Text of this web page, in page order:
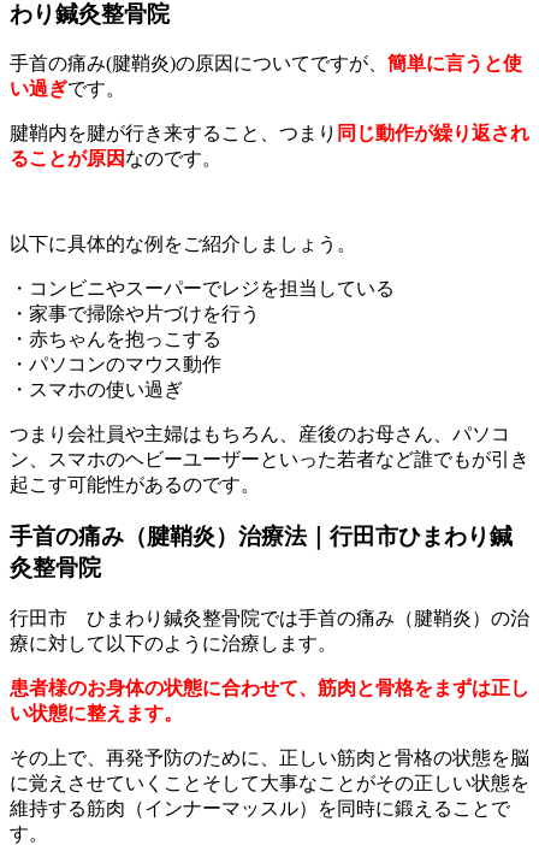
わり鍼灸整骨院
手首の痛み(腱鞘炎)の原因についてですが、 簡単に言うと使
い過ぎです。
腱鞘内を腱が行き来すること、つまり 同じ動作が繰り返され
ることが原因 なのです。
以下に具体的な例をご紹介しましょう。
・コンビニやスーパーでレジを担当している
・家事で掃除や片づけを行う
・赤ちゃんを抱っこする
・パソコンのマウス動作
・スマホの使い過ぎ
つまり会社員や主婦はもちろん、産後のお母さん、パソコ
ン、スマホのヘビーユーザーといった若者など誰でもが引き
起こす可能性があるのです。
手首の痛み（腱鞘炎）治療法｜行田市ひまわり鍼
灸整骨院
行田市 ひまわり鍼灸整骨院では手首の痛み（腱鞘炎）の治
療に対して以下のように治療します。
患者様のお身体の状態に合わせて、筋肉と骨格をまずは正し
い状態に整えます。
その上で、再発予防のために、正しい筋肉と骨格の状態を脳
に覚えさせていくことそして大事なことがその正しい状態を
維持する筋肉（インナーマッスル）を同時に鍛えることで
す。